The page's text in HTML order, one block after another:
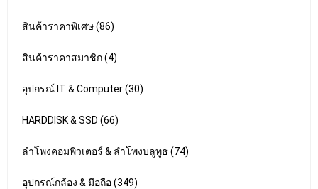
สินค้าราคาพิเศษ (86)
สินค้าราคาสมาชิก (4)
อุปกรณ์ IT & Computer (30)
HARDDISK & SSD (66)
ลำโพงคอมพิวเตอร์ & ลำโพงบลูทูธ (74)
อุปกรณ์กล้อง & มือถือ (349)